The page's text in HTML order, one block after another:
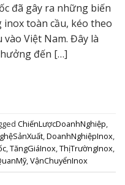
đã gây ra những biến
toàn cầu, kéo theo
Việt Nam. Đây là
đến […]
ChiếnLượcDoanhNghiệp,
,DoanhNghiệpInox,
,TăngGiáInox,ThịTrườngInox,
,VậnChuyểnInox